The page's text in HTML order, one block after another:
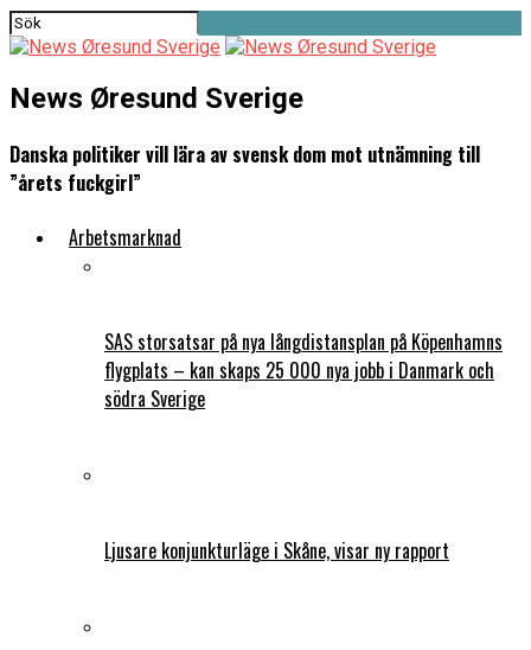
News Øresund Sverige
Danska politiker vill lära av svensk dom mot utnämning till
”årets fuckgirl”
Arbetsmarknad
SAS storsatsar på nya långdistansplan på Köpenhamns
flygplats – kan skaps 25 000 nya jobb i Danmark och
södra Sverige
Ljusare konjunkturläge i Skåne, visar ny rapport